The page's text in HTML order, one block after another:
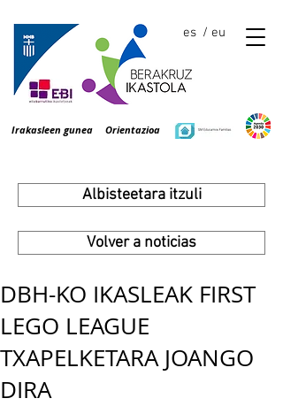
Irakasleen gunea Orientazioa
es / eu
Albisteetara itzuli
Volver a noticias
DBH-KO IKASLEAK FIRST
LEGO LEAGUE
TXAPELKETARA JOANGO
DIRA